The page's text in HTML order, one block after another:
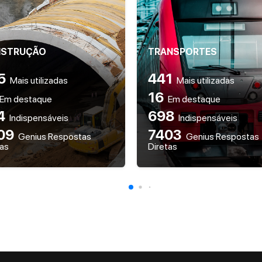
Mais utilizadas
Em destaque
Indispensáveis
Genius Respostas
TRANSPORTES
441 Mais utilizadas
16 Em destaque
698 Indispensáveis
7403 Genius Respostas
Diretas